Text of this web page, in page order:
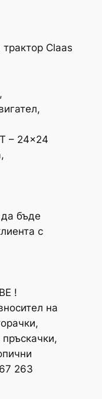
Claas
– 24×24
бъде
с
!
на
263